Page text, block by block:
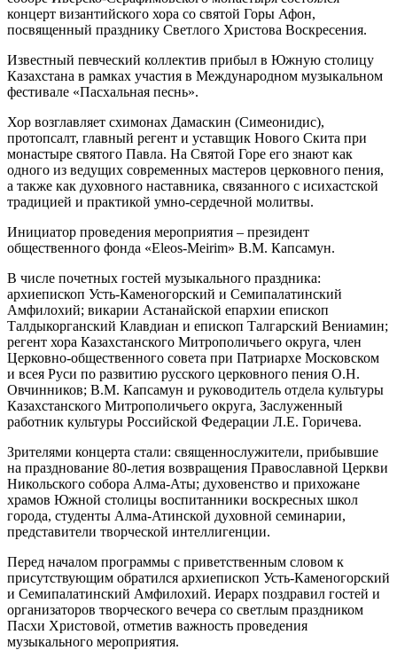
концерт византийского хора со святой Горы Афон,
посвященный празднику Светлого Христова Воскресения.
Известный певческий коллектив прибыл в Южную столицу
Казахстана в рамках участия в Международном музыкальном
фестивале «Пасхальная песнь».
Хор возглавляет схимонах Дамаскин (Симеонидис),
протопсалт, главный регент и уставщик Нового Скита при
монастыре святого Павла. На Святой Горе его знают как
одного из ведущих современных мастеров церковного пения,
а также как духовного наставника, связанного с исихастской
традицией и практикой умно-сердечной молитвы.
Инициатор проведения мероприятия – президент
общественного фонда «Eleos-Meirim» В.М. Капсамун.
В числе почетных гостей музыкального праздника:
архиепископ Усть-Каменогорский и Семипалатинский
Амфилохий; викарии Астанайской епархии епископ
Талдыкорганский Клавдиан и епископ Талгарский Вениамин;
регент хора Казахстанского Митрополичьего округа, член
Церковно-общественного совета при Патриархе Московском
и всея Руси по развитию русского церковного пения О.Н.
Овчинников; В.М. Капсамун и руководитель отдела культуры
Казахстанского Митрополичьего округа, Заслуженный
работник культуры Российской Федерации Л.Е. Горичева.
Зрителями концерта стали: священнослужители, прибывшие
на празднование 80-летия возвращения Православной Церкви
Никольского собора Алма-Аты; духовенство и прихожане
храмов Южной столицы воспитанники воскресных школ
города, студенты Алма-Атинской духовной семинарии,
представители творческой интеллигенции.
Перед началом программы с приветственным словом к
присутствующим обратился архиепископ Усть-Каменогорский
и Семипалатинский Амфилохий. Иерарх поздравил гостей и
организаторов творческого вечера со светлым праздником
Пасхи Христовой, отметив важность проведения
музыкального мероприятия.